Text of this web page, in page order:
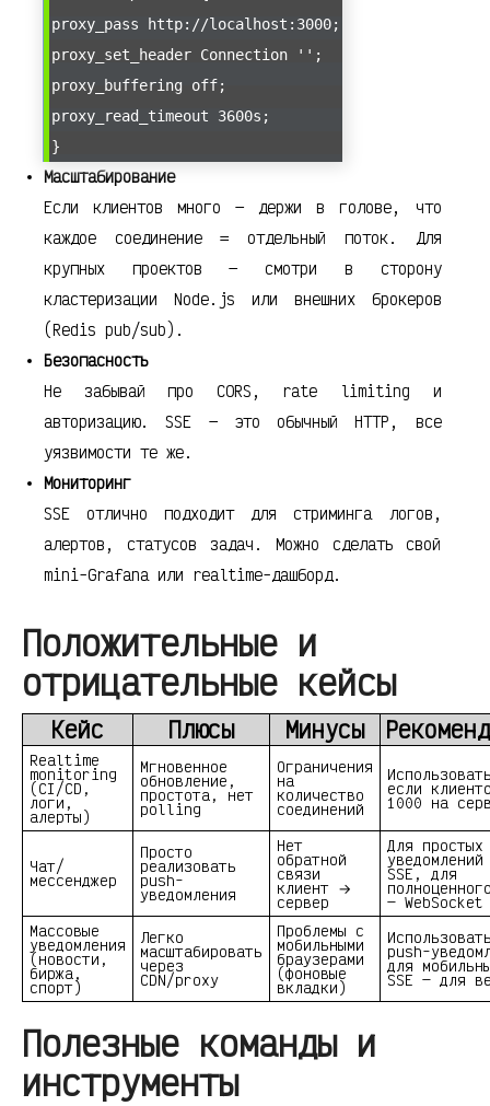
proxy_pass http://localhost:3000;
proxy_set_header Connection '';
proxy_buffering off;
proxy_read_timeout 3600s;
}
Масштабирование
Если клиентов много — держи в голове, что
каждое соединение = отдельный поток. Для
крупных проектов — смотри в сторону
кластеризации Node.js или внешних брокеров
(Redis pub/sub).
Безопасность
Не забывай про CORS, rate limiting и
авторизацию. SSE — это обычный HTTP, все
уязвимости те же.
Мониторинг
SSE отлично подходит для стриминга логов,
алертов, статусов задач. Можно сделать свой
mini-Grafana или realtime-дашборд.
Положительные и
отрицательные кейсы
Кейс Плюсы Минусы
Realtime
monitoring
(CI/CD,
логи,
алерты)
Мгновенное
обновление,
простота, нет
polling
Ограничения
на
количество
соединений
если
1000 на
Чат/
мессенджер
Просто
реализовать
push-
уведомления
Нет
обратной
связи
клиент →
сервер
Для простых
SSE, для
— WebSocket
Массовые
уведомления
(новости,
биржа,
спорт)
Легко
масштабировать
через
CDN/proxy
Проблемы с
мобильными
браузерами
(фоновые
вкладки)
push-
для
SSE — для
Полезные команды и
инструменты